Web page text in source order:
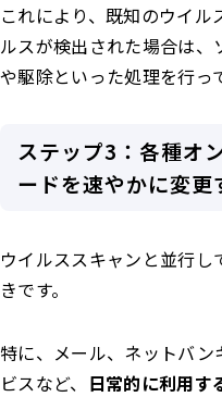
これにより、既知のウイル
ルスが検出された場合は
や駆除といった処理を行っ
ステップ3：各種オ
ードを速やかに変更
ウイルススキャンと並行し
きです。
特に、メール、ネットバン
ビスなど、 日常的に利用す